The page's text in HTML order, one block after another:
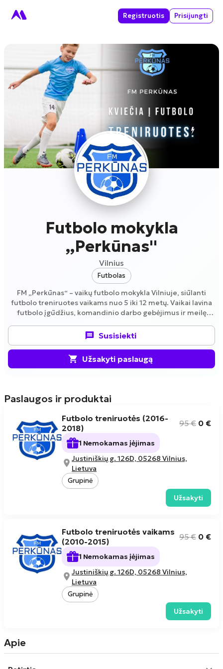
Registruotis Prisijungti
Futbolo mokykla
,,Perkūnas''
Vilnius
Futbolas
FM „Perkūnas“ – vaikų futbolo mokykla Vilniuje, siūlanti
futbolo treniruotes vaikams nuo 5 iki 12 metų. Vaikai lavina
futbolo įgūdžius, komandinio darbo gebėjimus ir meilę
Susisiekti
Užsakyti paslaugą
Paslaugos ir produktai
Futbolo treniruotės (2016-
2018)
95 € 0 €
1 Nemokamas įėjimas
Justiniškių g. 126D, 05268 Vilnius,
Lietuva
Grupinė
Užsakyti
Futbolo treniruotės vaikams
(2010-2015)
95 € 0 €
1 Nemokamas įėjimas
Justiniškių g. 126D, 05268 Vilnius,
Lietuva
Grupinė
Užsakyti
Apie